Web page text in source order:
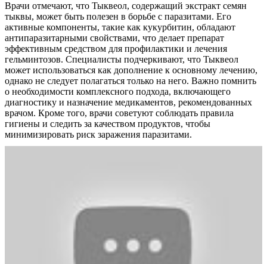
Врачи отмечают, что Тыквеол, содержащий экстракт семян
тыквы, может быть полезен в борьбе с паразитами. Его
активные компоненты, такие как кукурбитин, обладают
антипаразитарными свойствами, что делает препарат
эффективным средством для профилактики и лечения
гельминтозов. Специалисты подчеркивают, что Тыквеол
может использоваться как дополнение к основному лечению,
однако не следует полагаться только на него. Важно помнить
о необходимости комплексного подхода, включающего
диагностику и назначение медикаментов, рекомендованных
врачом. Кроме того, врачи советуют соблюдать правила
гигиены и следить за качеством продуктов, чтобы
минимизировать риск заражения паразитами.